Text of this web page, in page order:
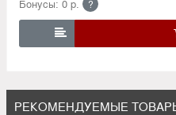
Бонусы: 0 р. ?

РЕКОМЕНДУЕМЫЕ